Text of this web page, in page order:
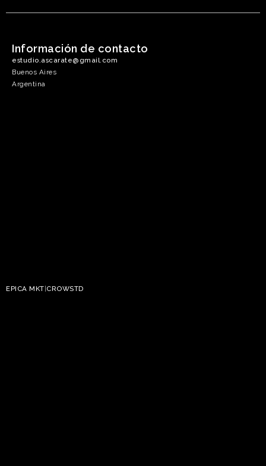
Información de contacto
estudio.ascarate@gmail.com
Buenos Aires
Argentina
EPICA MKT|CROWSTD